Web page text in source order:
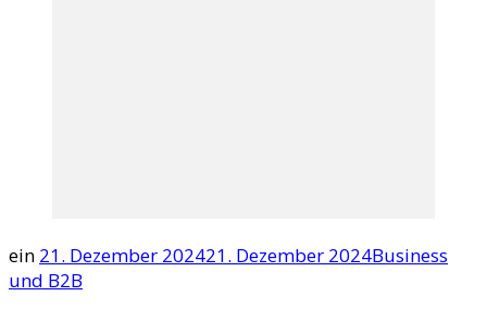
ein 21. Dezember 202421. Dezember 2024Business
und B2B